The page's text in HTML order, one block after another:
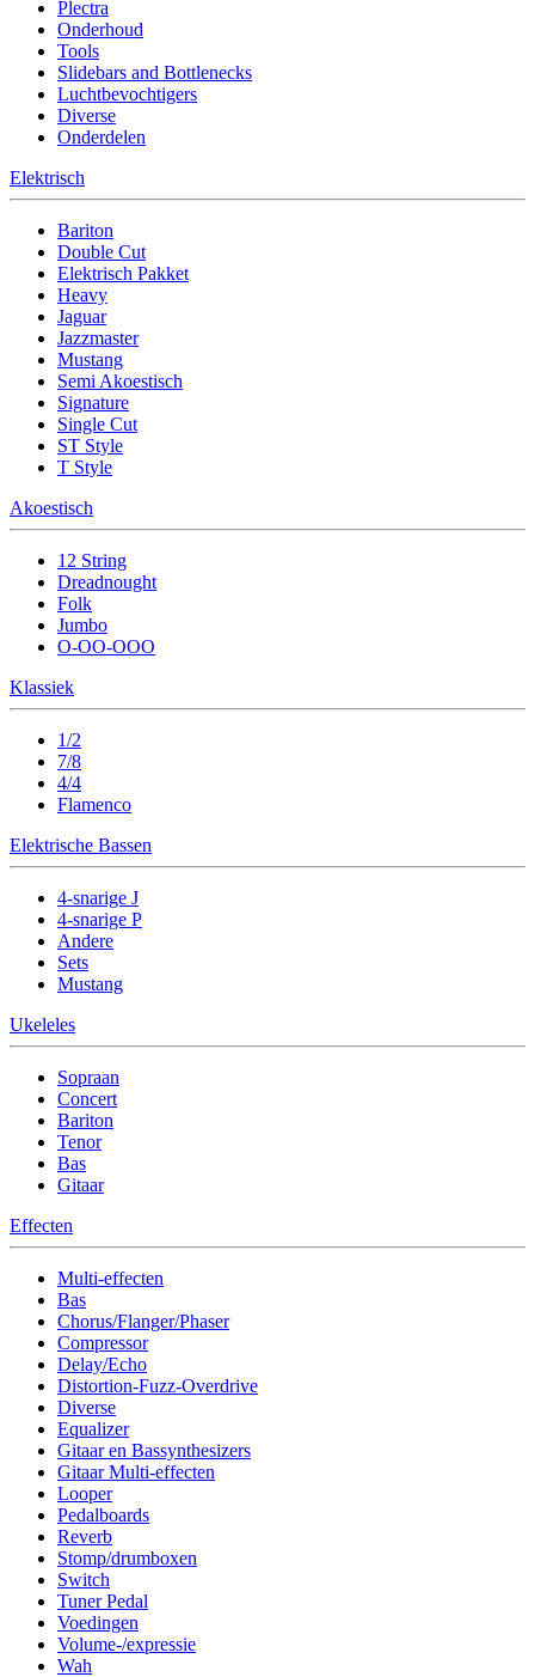
Plectra
Onderhoud
Tools
Slidebars and Bottlenecks
Luchtbevochtigers
Diverse
Onderdelen
Elektrisch
Bariton
Double Cut
Elektrisch Pakket
Heavy
Jaguar
Jazzmaster
Mustang
Semi Akoestisch
Signature
Single Cut
ST Style
T Style
Akoestisch
12 String
Dreadnought
Folk
Jumbo
O-OO-OOO
Klassiek
1/2
7/8
4/4
Flamenco
Elektrische Bassen
4-snarige J
4-snarige P
Andere
Sets
Mustang
Ukeleles
Sopraan
Concert
Bariton
Tenor
Bas
Gitaar
Effecten
Multi-effecten
Bas
Chorus/Flanger/Phaser
Compressor
Delay/Echo
Distortion-Fuzz-Overdrive
Diverse
Equalizer
Gitaar en Bassynthesizers
Gitaar Multi-effecten
Looper
Pedalboards
Reverb
Stomp/drumboxen
Switch
Tuner Pedal
Voedingen
Volume-/expressie
Wah